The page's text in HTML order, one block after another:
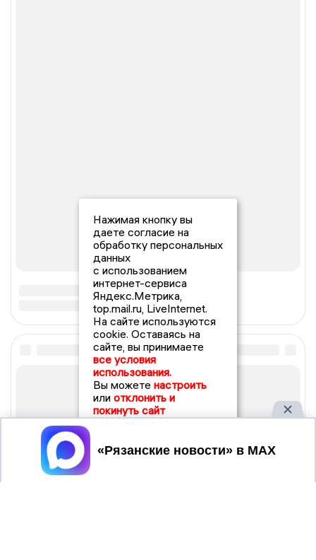
Нажимая кнопку вы
даете согласие на
обработку персональных
данных
с использованием
интернет-сервиса
Яндекс.Метрика,
top.mail.ru, LiveInternet.
На сайте используются
cookie. Оставаясь на
сайте, вы принимаете
все условия
использования.
Вы можете настроить
или отклонить и
покинуть сайт
Принять